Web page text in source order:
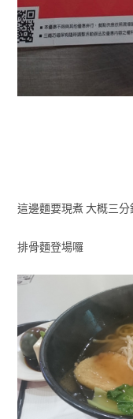
這邊麵要現煮 大概三
排骨麵登場囉